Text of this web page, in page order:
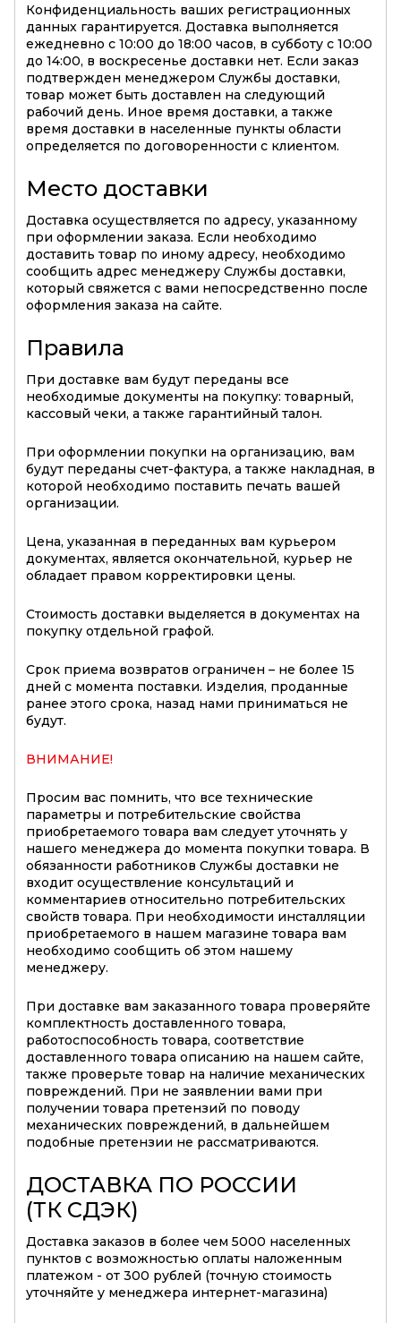
Конфиденциальность ваших регистрационных
данных гарантируется. Доставка выполняется
ежедневно с 10:00 до 18:00 часов, в субботу с 10:00
до 14:00, в воскресенье доставки нет. Если заказ
подтвержден менеджером Службы доставки,
товар может быть доставлен на следующий
рабочий день. Иное время доставки, а также
время доставки в населенные пункты области
определяется по договоренности с клиентом.
Место доставки
Доставка осуществляется по адресу, указанному
при оформлении заказа. Если необходимо
доставить товар по иному адресу, необходимо
сообщить адрес менеджеру Службы доставки,
который свяжется с вами непосредственно после
оформления заказа на сайте.
Правила
При доставке вам будут переданы все
необходимые документы на покупку: товарный,
кассовый чеки, а также гарантийный талон.
При оформлении покупки на организацию, вам
будут переданы счет-фактура, а также накладная, в
которой необходимо поставить печать вашей
организации.
Цена, указанная в переданных вам курьером
документах, является окончательной, курьер не
обладает правом корректировки цены.
Стоимость доставки выделяется в документах на
покупку отдельной графой.
Срок приема возвратов ограничен – не более 15
дней с момента поставки. Изделия, проданные
ранее этого срока, назад нами приниматься не
будут.
ВНИМАНИЕ!
Просим вас помнить, что все технические
параметры и потребительские свойства
приобретаемого товара вам следует уточнять у
нашего менеджера до момента покупки товара. В
обязанности работников Службы доставки не
входит осуществление консультаций и
комментариев относительно потребительских
свойств товара. При необходимости инсталляции
приобретаемого в нашем магазине товара вам
необходимо сообщить об этом нашему
менеджеру.
При доставке вам заказанного товара проверяйте
комплектность доставленного товара,
работоспособность товара, соответствие
доставленного товара описанию на нашем сайте,
также проверьте товар на наличие механических
повреждений. При не заявлении вами при
получении товара претензий по поводу
механических повреждений, в дальнейшем
подобные претензии не рассматриваются.
ДОСТАВКА ПО РОССИИ
(ТК СДЭК)
Доставка заказов в более чем 5000 населенных
пунктов с возможностью оплаты наложенным
платежом - от 300 рублей (точную стоимость
уточняйте у менеджера интернет-магазина)